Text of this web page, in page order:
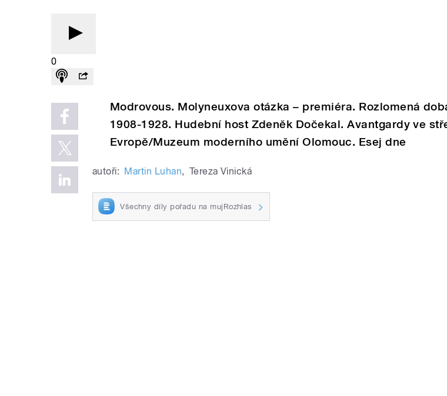
0
Modrovous. Molyneuxova otázka – premiéra. Rozlomená
1908-1928. Hudební host Zdeněk Dočekal. Avantgardy ve
Evropě/Muzeum moderního umění Olomouc. Esej dne
autoři: Martin Luhan, Tereza Vinická
Všechny díly pořadu na mujRozhlas